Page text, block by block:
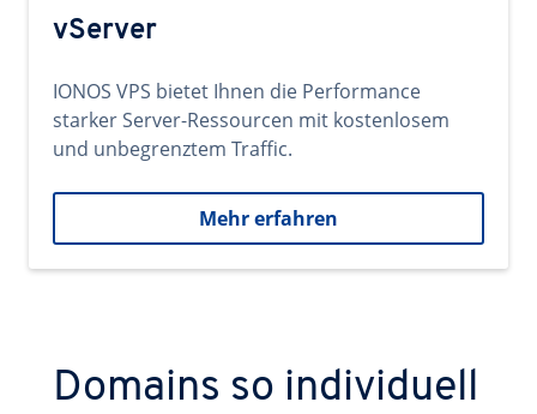
vServer
IONOS VPS bietet Ihnen die Performance
starker Server-Ressourcen mit kostenlosem
und unbegrenztem Traffic.
Mehr erfahren
Domains so individuell